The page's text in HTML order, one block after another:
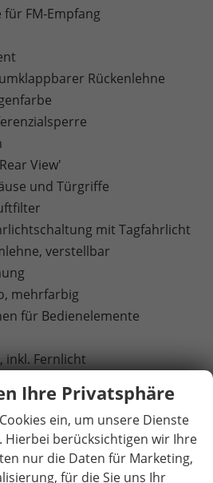
FM-Empfang
Rückenlehne
View'
und Türgriffe
mit Tagfahrlicht
verstellbar
mehrfarbig
für Bedienelemente
inkl. Fernlicht
Notbremsfunktion
Assist
10 Farben
Cross'
Ihre Privatsphäre
ein, um unsere Dienste
Hierbei berücksichtigen wir Ihre
nur die Daten für Marketing,
für die Sie uns Ihr